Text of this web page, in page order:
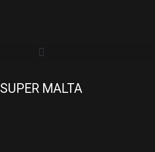
SUPER MALTA